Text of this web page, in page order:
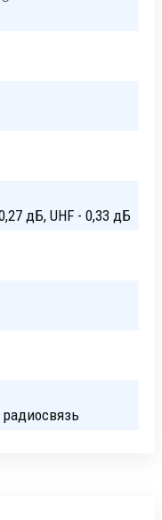
дБ, UHF - 0,33 дБ